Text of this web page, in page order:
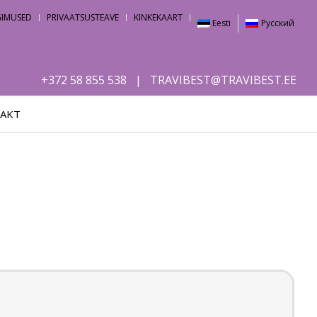
PRIVAATSUSTEAVE KINKEKAART Eesti Русский
+372 58 855 538 | TRAVIBEST@TRAVIBEST.EE